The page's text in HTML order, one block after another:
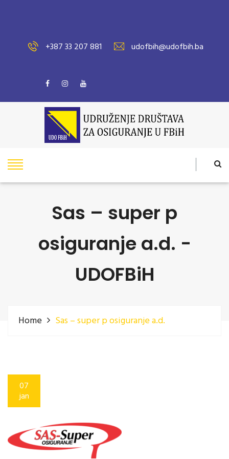
+387 33 207 881 udofbih@udofbih.ba
Sas – super p
osiguranje a.d. -
UDOFBiH
Home Sas – super p osiguranje a.d.
07
jan